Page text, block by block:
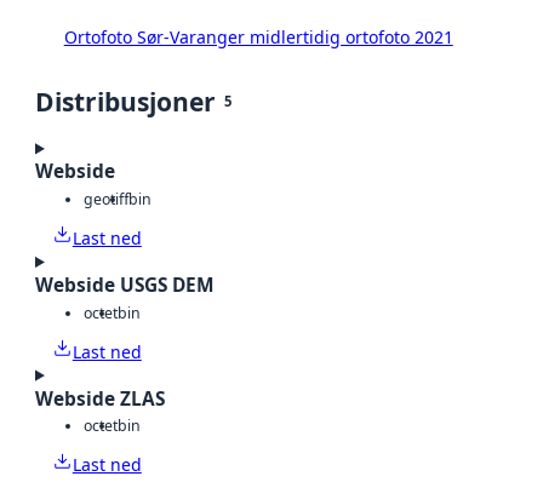
Ortofoto Sør-Varanger midlertidig ortofoto 2021
Distribusjoner 5
Webside
geotiffbin
Last ned
Webside USGS DEM
octetbin
Last ned
Webside ZLAS
octetbin
Last ned